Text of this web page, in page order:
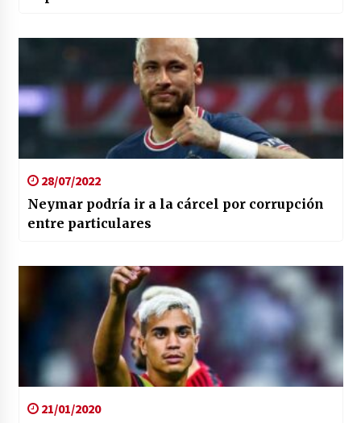
28/07/2022
Neymar podría ir a la cárcel por corrupción
entre particulares
21/01/2020